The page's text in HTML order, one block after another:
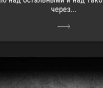
через...